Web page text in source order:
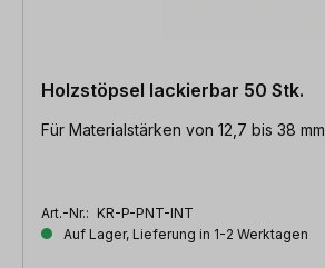
Holzstöpsel lackierbar 50 Stk.
Für Materialstärken von 12,7 bis 38 mm
Art.-Nr.: KR-P-PNT-INT
Auf Lager, Lieferung in 1-2 Werktagen